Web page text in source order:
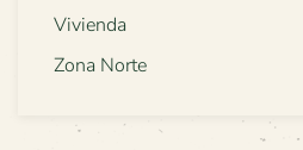
Vivienda
Zona Norte